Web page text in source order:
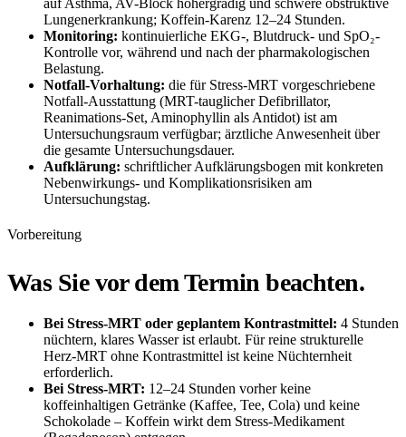
auf Asthma, AV-Block höhergradig und schwere obstruktive
Lungenerkrankung; Koffein-Karenz 12–24 Stunden.
Monitoring: kontinuierliche EKG-, Blutdruck- und SpO₂-
Kontrolle vor, während und nach der pharmakologischen
Belastung.
Notfall-Vorhaltung: die für Stress-MRT vorgeschriebene
Notfall-Ausstattung (MRT-tauglicher Defibrillator,
Reanimations-Set, Aminophyllin als Antidot) ist am
Untersuchungsraum verfügbar; ärztliche Anwesenheit über
die gesamte Untersuchungsdauer.
Aufklärung: schriftlicher Aufklärungsbogen mit konkreten
Nebenwirkungs- und Komplikationsrisiken am
Untersuchungstag.
Vorbereitung
Was Sie vor dem Termin beachten.
Bei Stress-MRT oder geplantem Kontrastmittel: 4 Stunden
nüchtern, klares Wasser ist erlaubt. Für reine strukturelle
Herz-MRT ohne Kontrastmittel ist keine Nüchternheit
erforderlich.
Bei Stress-MRT: 12–24 Stunden vorher keine
koffeinhaltigen Getränke (Kaffee, Tee, Cola) und keine
Schokolade – Koffein wirkt dem Stress-Medikament